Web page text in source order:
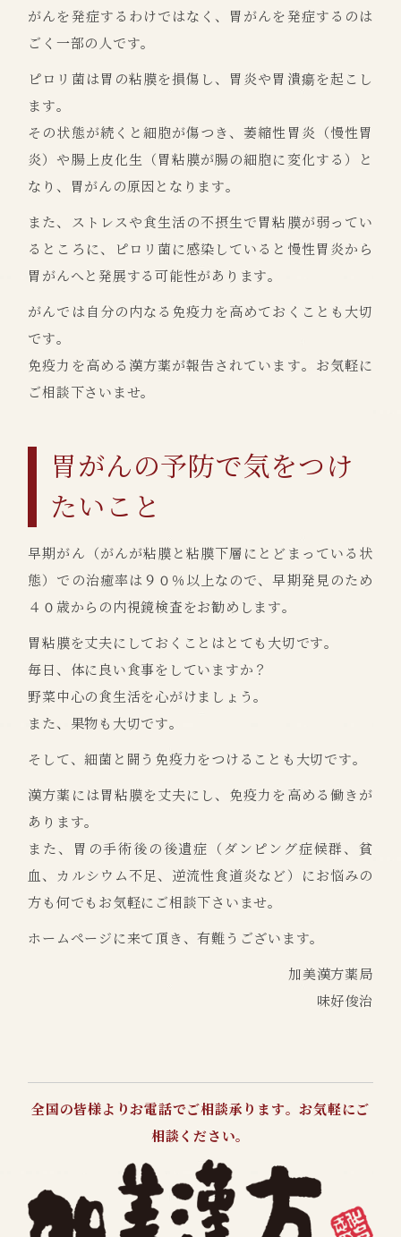
がんを発症するわけではなく、胃がんを発症するのは
ごく一部の人です。
ピロリ菌は胃の粘膜を損傷し、胃炎や胃潰瘍を起こし
ます。
その状態が続くと細胞が傷つき、萎縮性胃炎（慢性胃
炎）や腸上皮化生（胃粘膜が腸の細胞に変化する）と
なり、胃がんの原因となります。
また、ストレスや食生活の不摂生で胃粘膜が弱ってい
るところに、ピロリ菌に感染していると慢性胃炎から
胃がんへと発展する可能性があります。
がんでは自分の内なる免疫力を高めておくことも大切
です。
免疫力を高める漢方薬が報告されています。お気軽に
ご相談下さいませ。
胃がんの予防で気をつけ
たいこと
早期がん（がんが粘膜と粘膜下層にとどまっている状
態）での治癒率は９０％以上なので、早期発見のため
４０歳からの内視鏡検査をお勧めします。
胃粘膜を丈夫にしておくことはとても大切です。
毎日、体に良い食事をしていますか？
野菜中心の食生活を心がけましょう。
また、果物も大切です。
そして、細菌と闘う免疫力をつけることも大切です。
漢方薬には胃粘膜を丈夫にし、免疫力を高める働きが
あります。
また、胃の手術後の後遺症（ダンピング症候群、貧
血、カルシウム不足、逆流性食道炎など）にお悩みの
方も何でもお気軽にご相談下さいませ。
ホームページに来て頂き、有難うございます。
加美漢方薬局
味好俊治
全国の皆様よりお電話でご相談承ります。お気軽にご
相談ください。